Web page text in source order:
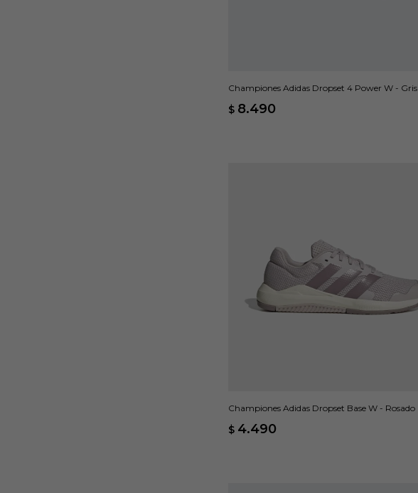
Championes Adidas Dropset 4 Power W - Gris
$ 8.490
Championes Adidas Dropset Base W - Rosado
$ 4.490